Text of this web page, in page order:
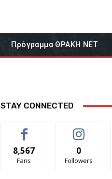
Πρόγραμμα ΘΡΑΚΗ ΝΕΤ
STAY CONNECTED
8,567
Fans
0
Followers